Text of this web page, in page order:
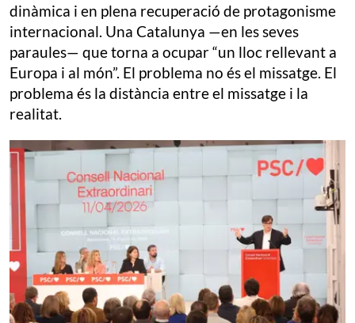
dinàmica i en plena recuperació de protagonisme
internacional. Una Catalunya —en les seves
paraules— que torna a ocupar “un lloc rellevant a
Europa i al món”. El problema no és el missatge. El
problema és la distància entre el missatge i la
realitat.